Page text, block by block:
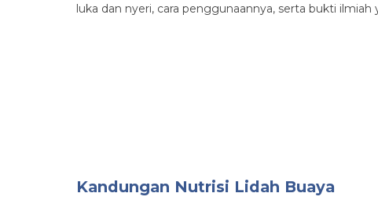
luka dan nyeri, cara penggunaannya, serta bukti
Kandungan Nutrisi Lidah Buaya